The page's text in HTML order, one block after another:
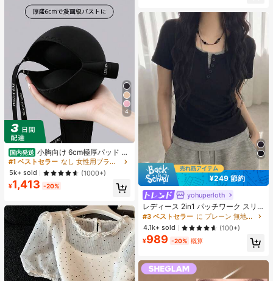
4
国内発送 小胸向け 6cm極厚パッド 盛
りブラ ノンワイヤー 谷間メイク シ
ームレス ボリュームアップ 美胸フィ
ット ブラジャー
#1 ベストセラー
なし 女性用ブラジャーとブラレット
5k+ sold
(1000+)
¥1,413 -20%
¥249 節約
yohuperloth
レディース 2in1 パッチワーク スリ
ムフィット 多用途 カジュアル 半袖T
シャツ ブラック 夏用
#3 ベストセラー
売り切れ間近！
#3 ベストセラー
に プレーン 無地のカジュアルTシャツ
売り切れ間近！
#3 ベストセラー
に プレーン 無地のカジュアルTシャツ
売り切れ間近！
#3 ベストセラー
に プレーン 無地のカジュアルTシャツ
4.1k+ sold (100+)
¥989 -20% 概算